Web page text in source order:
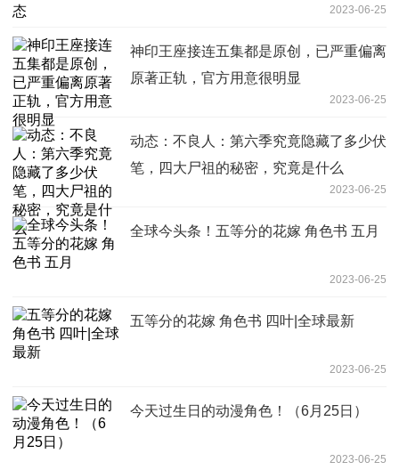
2023-06-25
神印王座接连五集都是原创，已严重偏离
原著正轨，官方用意很明显
2023-06-25
动态：不良人：第六季究竟隐藏了多少伏
笔，四大尸祖的秘密，究竟是什么
2023-06-25
全球今头条！五等分的花嫁 角色书 五月
2023-06-25
五等分的花嫁 角色书 四叶|全球最新
2023-06-25
今天过生日的动漫角色！（6月25日）
2023-06-25